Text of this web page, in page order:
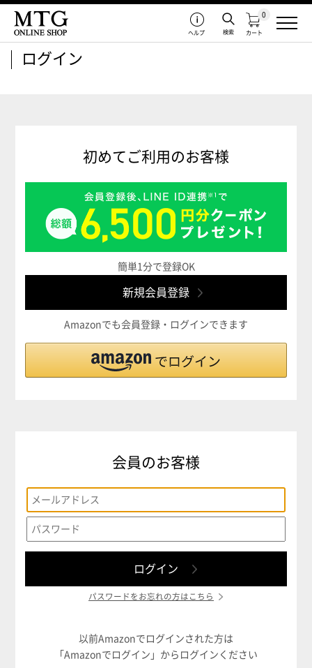
カート
0
検索
ヘルプ
ログイン
初めてご利用のお客様
簡単1分で登録OK
Amazonでも会員登録・ログインできます
会員のお客様
パスワードをお忘れの方はこちら
以前Amazonでログインされた方は
「Amazonでログイン」からログインください